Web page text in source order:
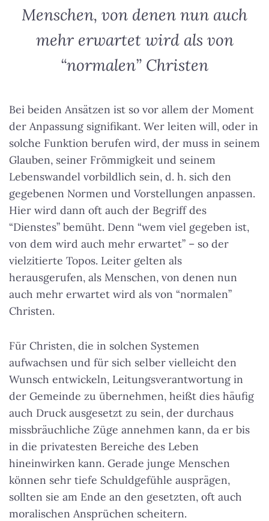
Menschen, von denen nun auch
mehr erwartet wird als von
“normalen” Christen
Bei beiden Ansätzen ist so vor allem der Moment
der Anpassung signifikant. Wer leiten will, oder in
solche Funktion berufen wird, der muss in seinem
Glauben, seiner Frömmigkeit und seinem
Lebenswandel vorbildlich sein, d. h. sich den
gegebenen Normen und Vorstellungen anpassen.
Hier wird dann oft auch der Begriff des
“Dienstes” bemüht. Denn “wem viel gegeben ist,
von dem wird auch mehr erwartet” – so der
vielzitierte Topos. Leiter gelten als
herausgerufen, als Menschen, von denen nun
auch mehr erwartet wird als von “normalen”
Christen.
Für Christen, die in solchen Systemen
aufwachsen und für sich selber vielleicht den
Wunsch entwickeln, Leitungsverantwortung in
der Gemeinde zu übernehmen, heißt dies häufig
auch Druck ausgesetzt zu sein, der durchaus
missbräuchliche Züge annehmen kann, da er bis
in die privatesten Bereiche des Leben
hineinwirken kann. Gerade junge Menschen
können sehr tiefe Schuldgefühle ausprägen,
sollten sie am Ende an den gesetzten, oft auch
moralischen Ansprüchen scheitern.